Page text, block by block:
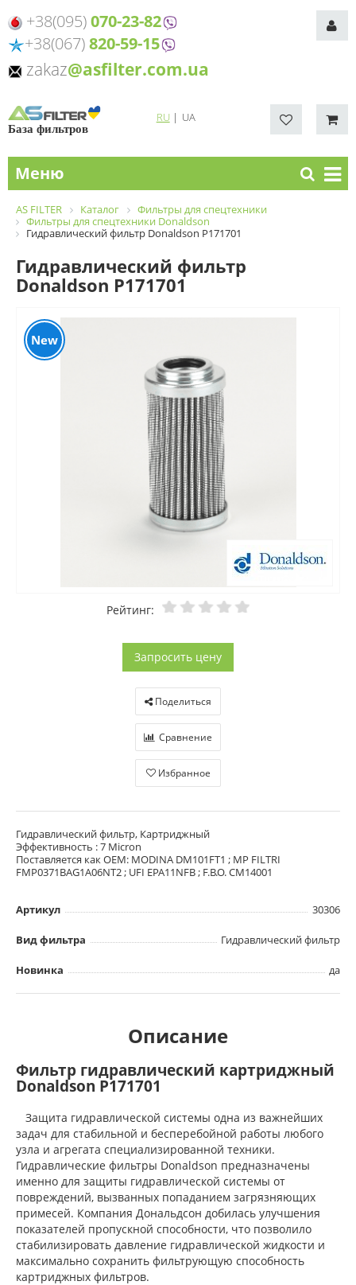
+38(095)070-23-82
+38(067)820-59-15
zakaz@asfilter.com.ua
База фильтров
RU| UA
Меню
AS FILTER Каталог
Фильтры для спецтехники
Фильтры для спецтехники Donaldson
Гидравлический фильтр Donaldson P171701
Гидравлический фильтр
Donaldson P171701
New
Рейтинг:
Запросить цену
Поделиться
Сравнение
Избранное
Гидравлический фильтр, Картриджный
Эффективность : 7 Micron
Поставляется как OEM: MODINA DM101FT1 ; MP FILTRI
FMP0371BAG1A06NT2 ; UFI EPA11NFB ; F.B.O. CM14001
Артикул 30306
Вид фильтра Гидравлический фильтр
Новинка да
Описание
Фильтр гидравлический картриджный
Donaldson P171701
Защита гидравлической системы одна из важнейших
задач для стабильной и бесперебойной работы любого
узла и агрегата специализированной техники.
Гидравлические фильтры Donaldson предназначены
именно для защиты гидравлической системы от
повреждений, вызванных попаданием загрязняющих
примесей. Компания Дональдсон добилась улучшения
показателей пропускной способности, что позволило
стабилизировать давление гидравлической жидкости и
максимально сохранить фильтрующую способность
картриджных фильтров.